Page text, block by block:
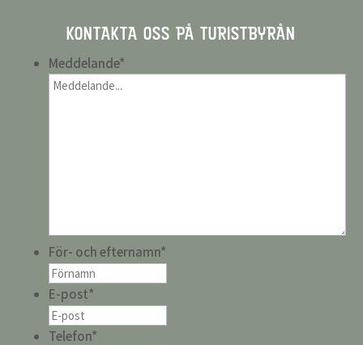
KONTAKTA OSS PÅ TURISTBYRÅN
Meddelande*
För- och efternamn*
E-post*
Telefon*